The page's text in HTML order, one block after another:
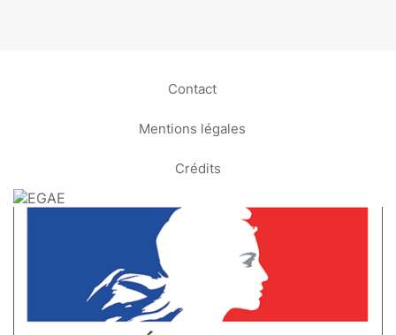
Contact
Mentions légales
Crédits